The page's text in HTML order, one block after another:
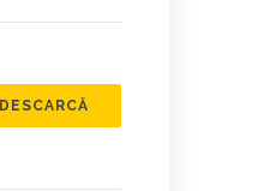
DESCARCĂ